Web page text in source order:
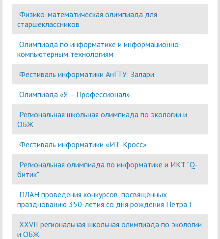
Физико-математическая олимпиада для
старшеклассников
Олимпиада по информатике и информационно-
компьютерным технологиям
Фестиваль информатики АнГТУ: Залари
Олимпиада «Я – Профессионал»
Региональная школьная олимпиада по экологии и
ОБЖ
Фестиваль информатики «ИТ-Кросс»
Региональная олимпиада по информатике и ИКТ "Q-
битик"
ПЛАН проведения конкурсов, посвящённых
празднованию 350-летия со дня рождения Петра I
XXVII региональная школьная олимпиада по экологии
и ОБЖ